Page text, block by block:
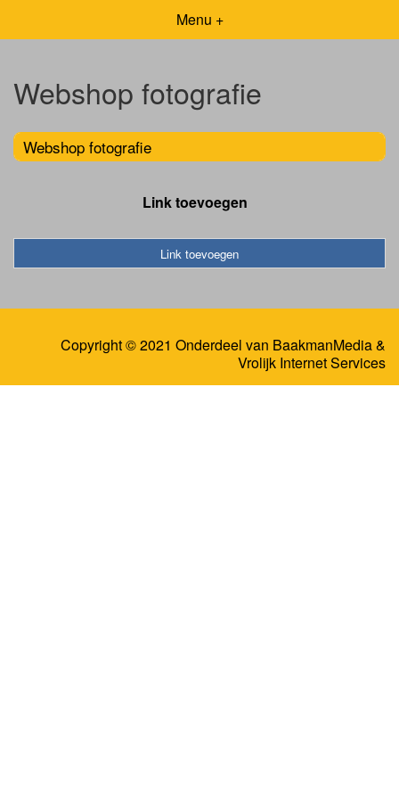
Menu +
Webshop fotografie
Webshop fotografie
Link toevoegen
Link toevoegen
Copyright © 2021 Onderdeel van BaakmanMedia&
Vrolijk Internet Services